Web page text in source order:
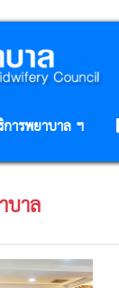
ารพยาบาล ฯ
บาล